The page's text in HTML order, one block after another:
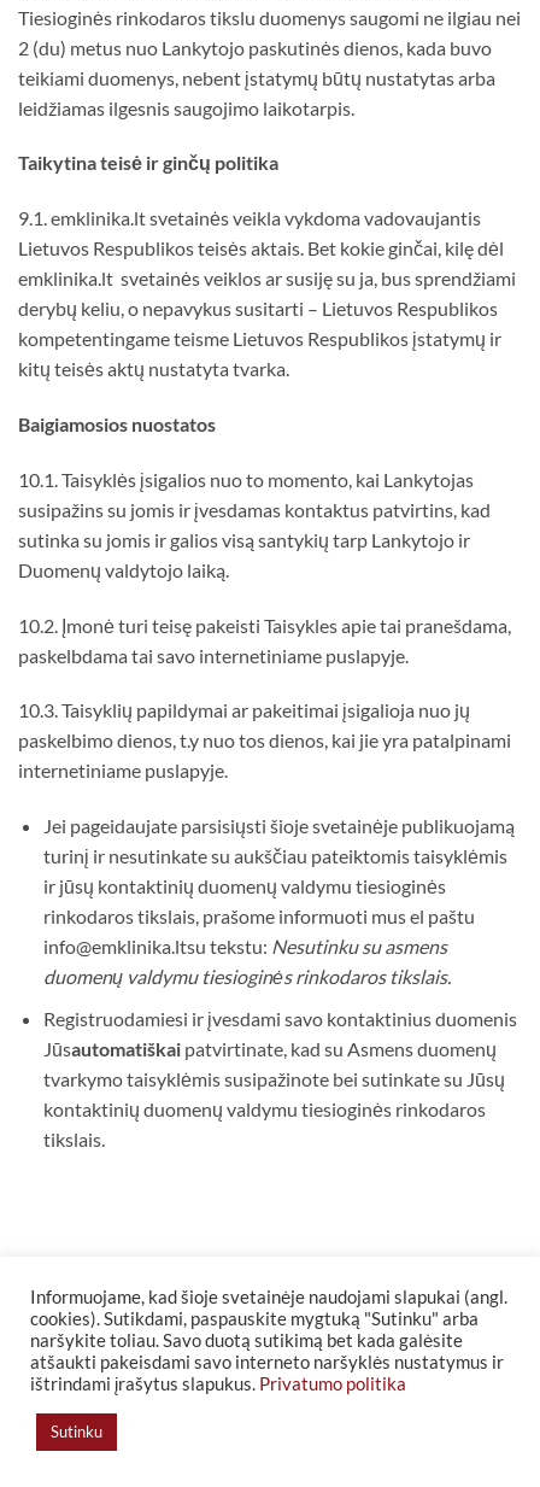
Tiesioginės rinkodaros tikslu duomenys saugomi ne ilgiau nei
2 (du) metus nuo Lankytojo paskutinės dienos, kada buvo
teikiami duomenys, nebent įstatymų būtų nustatytas arba
leidžiamas ilgesnis saugojimo laikotarpis.
Taikytina teisė ir ginčų politika
9.1. emklinika.lt svetainės veikla vykdoma vadovaujantis
Lietuvos Respublikos teisės aktais. Bet kokie ginčai, kilę dėl
emklinika.lt svetainės veiklos ar susiję su ja, bus sprendžiami
derybų keliu, o nepavykus susitarti – Lietuvos Respublikos
kompetentingame teisme Lietuvos Respublikos įstatymų ir
kitų teisės aktų nustatyta tvarka.
Baigiamosios nuostatos
10.1. Taisyklės įsigalios nuo to momento, kai Lankytojas
susipažins su jomis ir įvesdamas kontaktus patvirtins, kad
sutinka su jomis ir galios visą santykių tarp Lankytojo ir
Duomenų valdytojo laiką.
10.2. Įmonė turi teisę pakeisti Taisykles apie tai pranešdama,
paskelbdama tai savo internetiniame puslapyje.
10.3. Taisyklių papildymai ar pakeitimai įsigalioja nuo jų
paskelbimo dienos, t.y nuo tos dienos, kai jie yra patalpinami
internetiniame puslapyje.
Jei pageidaujate parsisiųsti šioje svetainėje publikuojamą
turinį ir nesutinkate su aukščiau pateiktomis taisyklėmis
ir jūsų kontaktinių duomenų valdymu tiesioginės
rinkodaros tikslais, prašome informuoti mus el paštu
info@emklinika.ltsu tekstu: Nesutinku su asmens
duomenųvaldymu tiesioginės rinkodaros tikslais.
Registruodamiesi ir įvesdami savo kontaktinius duomenis
Jūsautomatiškaipatvirtinate, kad su Asmens duomenų
tvarkymo taisyklėmis susipažinote bei sutinkate su Jūsų
kontaktinių duomenų valdymu tiesioginės rinkodaros
tikslais.
ESTETINĖS MEDICINOS KLINIKA
Informuojame, kad šioje svetainėje naudojami slapukai (angl.
cookies). Sutikdami, paspauskite mygtuką "Sutinku" arba
naršykite toliau. Savo duotą sutikimą bet kada galėsite
atšaukti pakeisdami savo interneto naršyklės nustatymus ir
ištrindami įrašytus slapukus. Privatumo politika
Sutinku